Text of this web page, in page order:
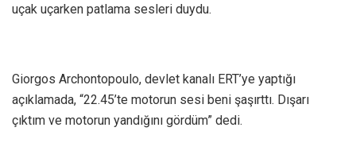
uçak uçarken patlama sesleri duydu.
Giorgos Archontopoulo, devlet kanalı ERT’ye yaptığı
açıklamada, “22.45’te motorun sesi beni şaşırttı. Dışarı
çıktım ve motorun yandığını gördüm” dedi.